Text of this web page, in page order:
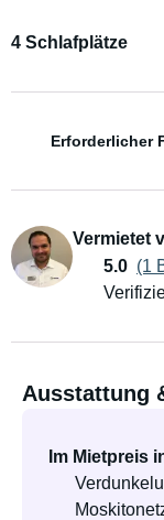
4 Schlafplätze
Erforderlicher
Vermietet
5.0 (1
Ausstattung
Im Mietpreis